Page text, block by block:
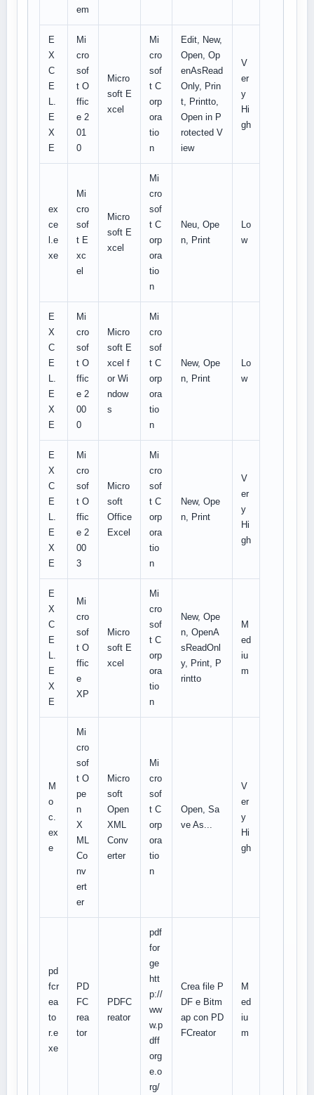
em
E
X
C
E
L.
E
X
E
Mi
cro
sof
t O
ffic
e 2
01
0
Micro
soft E
xcel
Mi
cro
sof
t C
orp
ora
tio
n
Edit, New,
Open, Op
enAsRead
Only, Prin
t, Printto,
Open in P
rotected V
iew
V
er
y
Hi
gh
ex
ce
l.e
xe
Mi
cro
sof
t E
xc
el
Micro
soft E
xcel
Mi
cro
sof
t C
orp
ora
tio
n
Neu, Ope
n, Print
Lo
w
E
X
C
E
L.
E
X
E
Mi
cro
sof
t O
ffic
e 2
00
0
Micro
soft E
xcel f
or Wi
ndow
s
Mi
cro
sof
t C
orp
ora
tio
n
New, Ope
n, Print
Lo
w
E
X
C
E
L.
E
X
E
Mi
cro
sof
t O
ffic
e 2
00
3
Micro
soft
Office
Excel
Mi
cro
sof
t C
orp
ora
tio
n
New, Ope
n, Print
V
er
y
Hi
gh
E
X
C
E
L.
E
X
E
Mi
cro
sof
t O
ffic
e
XP
Micro
soft E
xcel
Mi
cro
sof
t C
orp
ora
tio
n
New, Ope
n, OpenA
sReadOnl
y, Print, P
rintto
M
ed
iu
m
M
o
c.
ex
e
Mi
cro
sof
t O
pe
n
X
ML
Co
nv
ert
er
Micro
soft
Open
XML
Conv
erter
Mi
cro
sof
t C
orp
ora
tio
n
Open, Sa
ve As...
V
er
y
Hi
gh
pd
fcr
ea
to
r.e
xe
PD
FC
rea
tor
PDFC
reator
pdf
for
ge
htt
p://
ww
w.p
dff
org
e.o
rg/
Crea file P
DF e Bitm
ap con PD
FCreator
M
ed
iu
m